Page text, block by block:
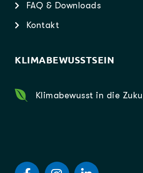
FAQ & Downloads
Kontakt
KLIMABEWUSSTSEIN
Klimabewusst in die